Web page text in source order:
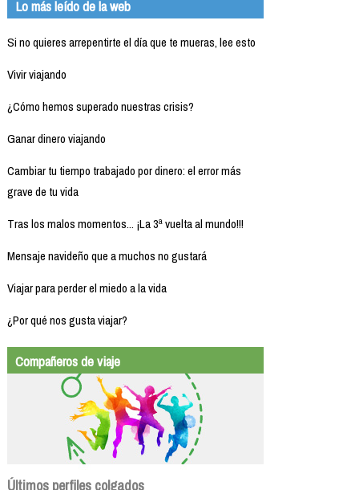
Lo más leído de la web
Si no quieres arrepentirte el día que te mueras, lee esto
Vivir viajando
¿Cómo hemos superado nuestras crisis?
Ganar dinero viajando
Cambiar tu tiempo trabajado por dinero: el error más
grave de tu vida
Tras los malos momentos... ¡La 3ª vuelta al mundo!!!
Mensaje navideño que a muchos no gustará
Viajar para perder el miedo a la vida
¿Por qué nos gusta viajar?
Compañeros de viaje
Últimos perfiles colgados